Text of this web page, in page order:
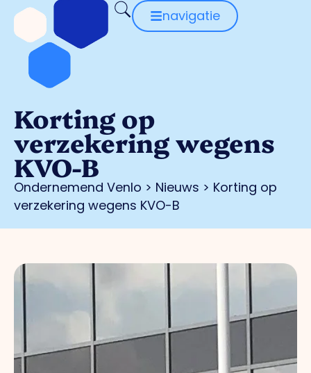
navigatie
Korting op
verzekering wegens
KVO-B
Ondernemend Venlo > Nieuws > Korting op
verzekering wegens KVO-B